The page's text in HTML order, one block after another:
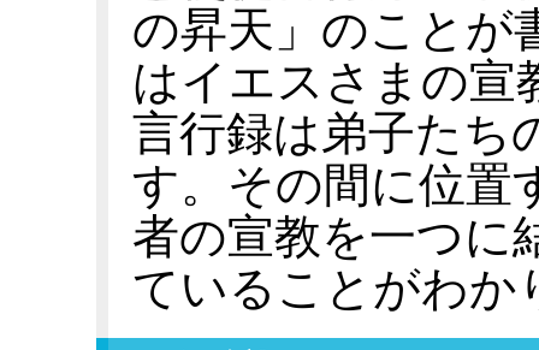
の昇天」のことが
はイエスさまの宣
言行録は弟子たち
す。その間に位置
者の宣教を一つに
ていることがわか